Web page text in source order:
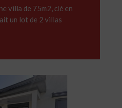
villa de 75m2, clé en
un lot de 2 villas